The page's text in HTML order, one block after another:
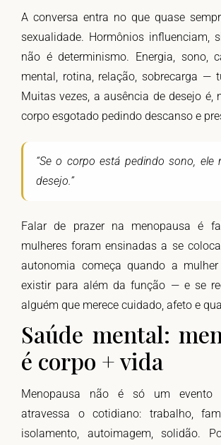
A conversa entra no que quase
sexualidade. Hormônios influenciam,
não é determinismo. Energia, sono,
mental, rotina, relação, sobrecarga —
Muitas vezes, a ausência de desejo é,
corpo esgotado pedindo descanso e
“Se o corpo está pedindo sono, ele
desejo.”
Falar de prazer na menopausa é
mulheres foram ensinadas a se
autonomia começa quando a
existir para além da função — e se
alguém que merece cuidado, afeto e
Saúde mental:
é corpo + vida
Menopausa não é só um evento
atravessa o cotidiano: trabalho,
isolamento, autoimagem, solidão.